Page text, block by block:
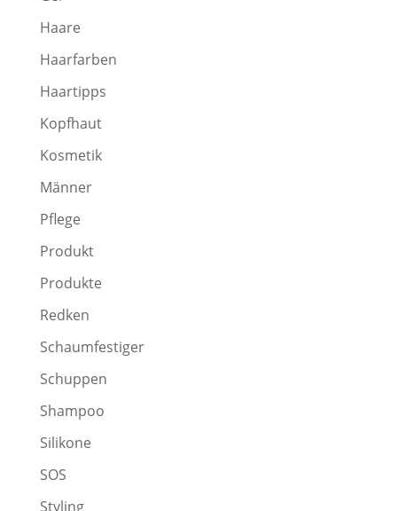
Haare
Haarfarben
Haartipps
Kopfhaut
Kosmetik
Männer
Pflege
Produkt
Produkte
Redken
Schaumfestiger
Schuppen
Shampoo
Silikone
SOS
Styling